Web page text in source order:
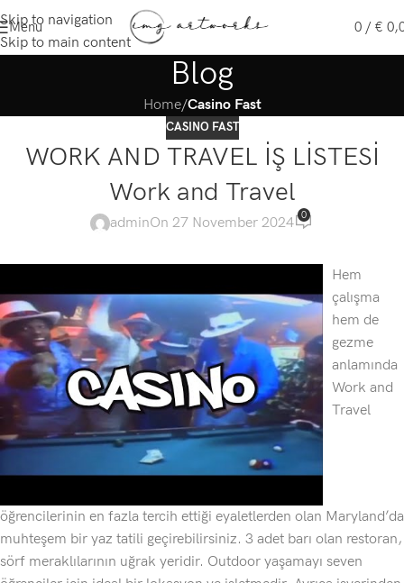
Skip to navigation
Skip to main content
Menu 0 / €
Blog
Home/Casino Fast
CASINO FAST
WORK AND TRAVEL İŞ LİSTESİ
Work and Travel
adminOn 27 November 2024
0
Hem
çalışma
hem de
gezme
anlamında
Work and
Travel
öğrencilerinin en fazla tercih ettiği eyaletlerden olan Maryland’da
muhteşem bir yaz tatili geçirebilirsiniz. 3 adet barı olan restoran,
sörf meraklılarının uğrak yeridir. Outdoor yaşamayı seven